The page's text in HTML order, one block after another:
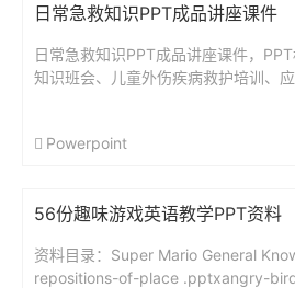
日常急救知识PPT成品讲座课件
日常急救知识PPT成品讲座课件，
知识班会、儿童外伤疾病救护培训、
Powerpoint
56份趣味游戏英语教学PPT资料
资料目录：Super Mario General
repositions-of-place .pptxangry-